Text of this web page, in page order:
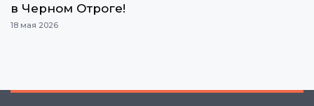
в Черном Отроге!
18 мая 2026